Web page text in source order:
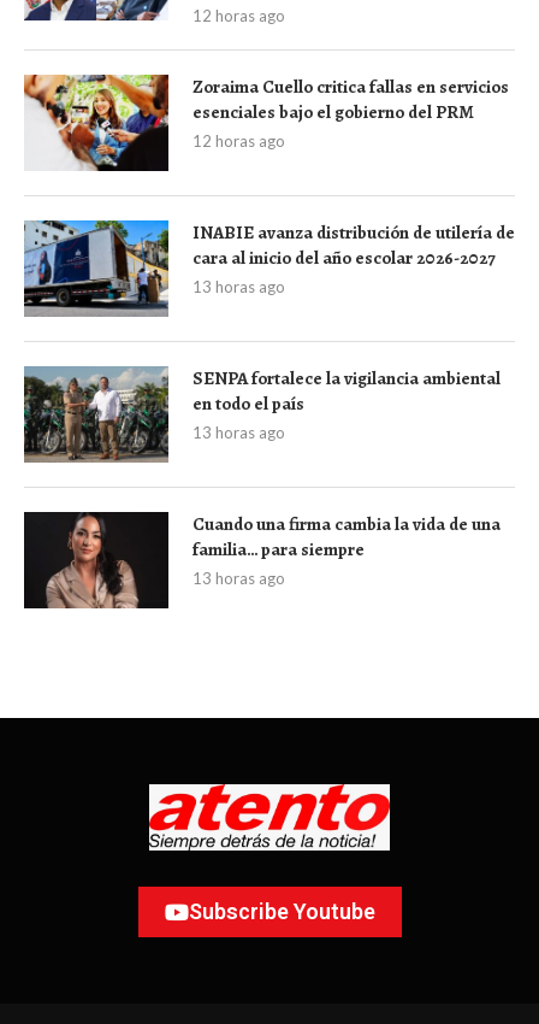
12 horas ago
Zoraima Cuello critica fallas en servicios
esenciales bajo el gobierno del PRM
12 horas ago
INABIE avanza distribución de utilería de
cara al inicio del año escolar 2026-2027
13 horas ago
SENPA fortalece la vigilancia ambiental
en todo el país
13 horas ago
Cuando una firma cambia la vida de una
familia… para siempre
13 horas ago
Subscribe Youtube